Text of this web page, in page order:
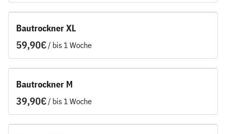
Bautrockner XL
/
Bautrockner M
/